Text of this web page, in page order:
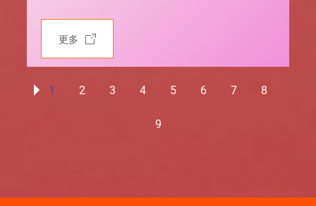
更多
1 2 3 4 5 6 7 8
9